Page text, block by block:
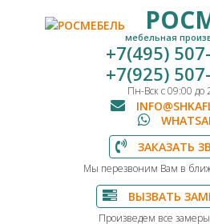
мебельная
+7(495)
+7(925)
Пн-Вск с 09:00 до
ЗАКАЗАТЬ
Мы перезвоним Вам в
ВЫЗВАТЬ
Произведем все